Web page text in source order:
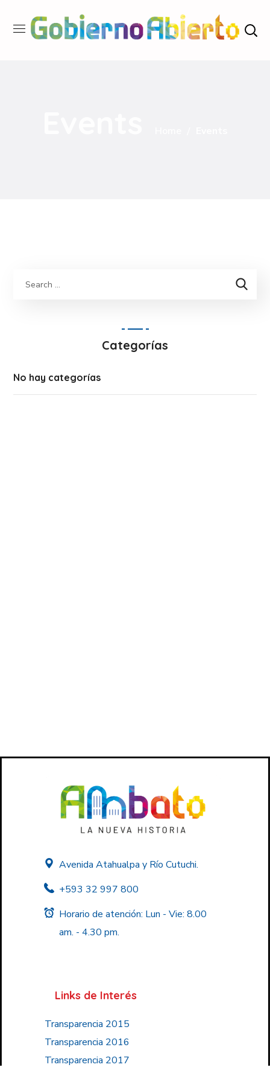
Categorías
No hay categorías
Avenida Atahualpa y Río Cutuchi.
+593 32 997 800
Horario de atención: Lun - Vie: 8.00
am. - 4.30 pm.
Links de Interés
Transparencia 2015
Transparencia 2016
Transparencia 2017